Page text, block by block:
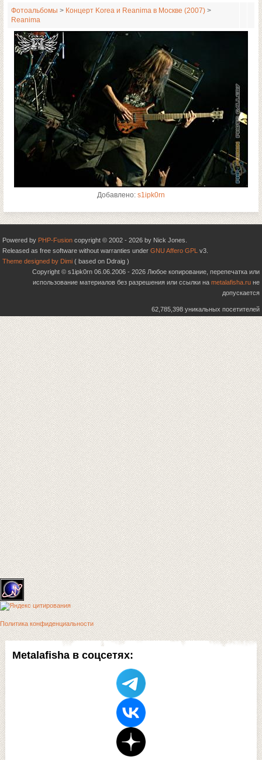
Metalafisha в соцсетях:
Фотоальбомы > Концерт Korea и Reanima в Москве (2007) >
Reanima
Добавлено: s1ipk0rn
Powered by PHP-Fusion copyright © 2002 - 2026 by Nick Jones.
Released as free software without warranties under GNU Affero GPL v3.
Theme designed by Dimi ( based on Ddraig )
Copyright © s1ipk0rn 06.06.2006 - 2026 Любое копирование, перепечатка или
использование материалов без разрешения или ссылки на metalafisha.ru не
допускается
62,785,398 уникальных посетителей
Политика конфиденциальности